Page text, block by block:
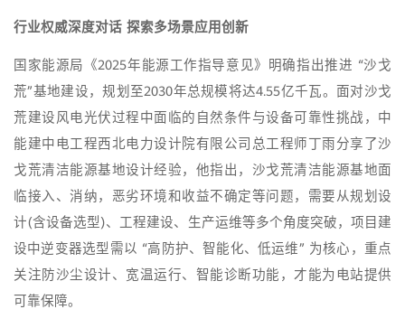
行业权威深度对话 探索多场景应用创新
国家能源局《2025年能源工作指导意见》明确指出推进 “沙戈
荒”基地建设，规划至2030年总规模将达4.55亿千瓦。面对沙戈
荒建设风电光伏过程中面临的自然条件与设备可靠性挑战，中
能建中电工程西北电力设计院有限公司总工程师丁雨分享了沙
戈荒清洁能源基地设计经验，他指出，沙戈荒清洁能源基地面
临接入、消纳，恶劣环境和收益不确定等问题，需要从规划设
计(含设备选型)、工程建设、生产运维等多个角度突破，项目建
设中逆变器选型需以 “高防护、智能化、低运维” 为核心，重点
关注防沙尘设计、宽温运行、智能诊断功能，才能为电站提供
可靠保障。